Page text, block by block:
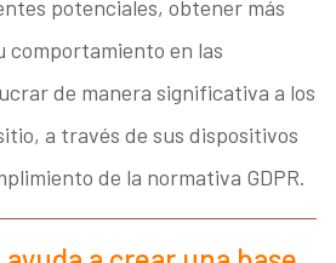
potenciales, obtener más
comportamiento en las
de manera significativa a los
a través de sus dispositivos
de la normativa GDPR.